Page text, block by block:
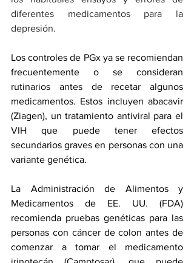
diferentes medicamentos para la
depresión.
Los controles de PGx ya se recomiendan
frecuentemente o se consideran
rutinarios antes de recetar algunos
medicamentos. Estos incluyen abacavir
(Ziagen), un tratamiento antiviral para el
VIH que puede tener efectos
secundarios graves en personas con una
variante genética.
La Administración de Alimentos y
Medicamentos de EE. UU. (FDA)
recomienda pruebas genéticas para las
personas con cáncer de colon antes de
comenzar a tomar el medicamento